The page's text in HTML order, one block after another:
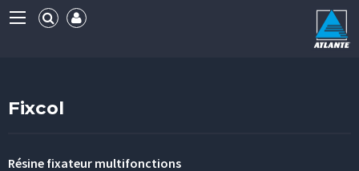
Fixcol
Résine fixateur multifonctions